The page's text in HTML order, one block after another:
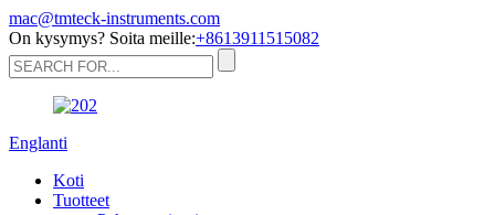
mac@tmteck-instruments.com
On kysymys? Soita meille:+8613911515082
Englanti
Koti
Tuotteet